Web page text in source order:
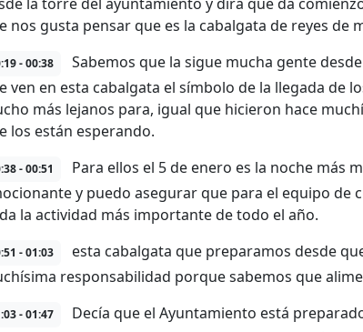
nos gusta pensar que es la cabalgata de reyes de
- 00:38
Sabemos que la sigue mucha gente
ven en esta cabalgata el símbolo de la llegada de
más lejanos para, igual que hicieron hace
los están esperando.
- 00:51
Para ellos el 5 de enero es la noche más
y puedo asegurar que para el equipo
la actividad más importante de todo el año.
- 01:03
esta cabalgata que preparamos desde
responsabilidad porque sabemos que
- 01:47
Decía que el Ayuntamiento está